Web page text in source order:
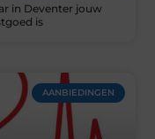
in Deventer jouw
is
AANBIEDINGEN